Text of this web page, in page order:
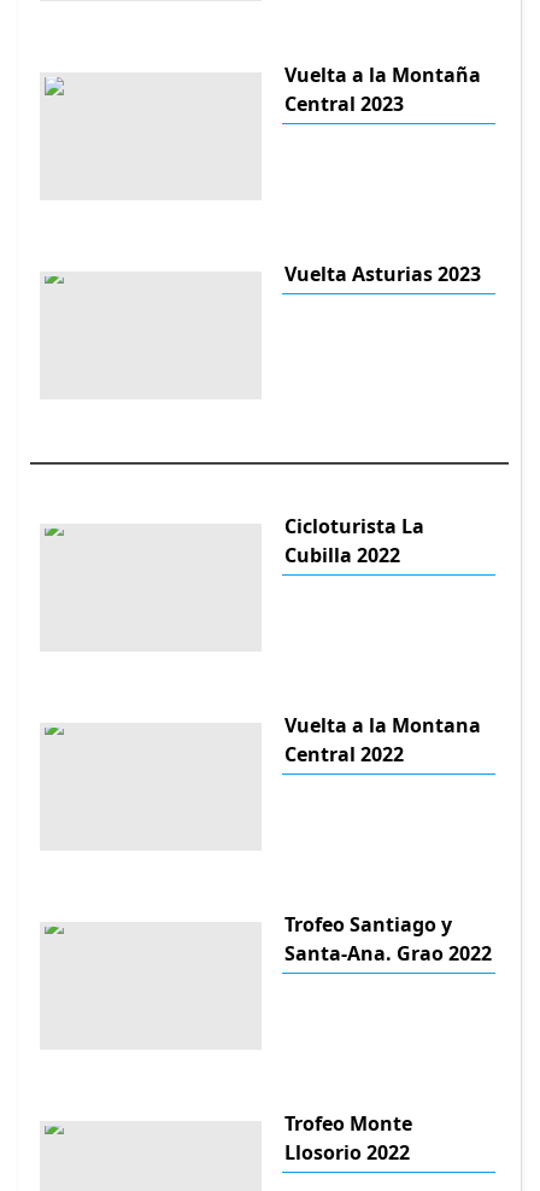
Vuelta a la Montaña
Central 2023
Vuelta Asturias 2023
Cicloturista La
Cubilla 2022
Vuelta a la Montana
Central 2022
Trofeo Santiago y
Santa-Ana. Grao 2022
Trofeo Monte
Llosorio 2022